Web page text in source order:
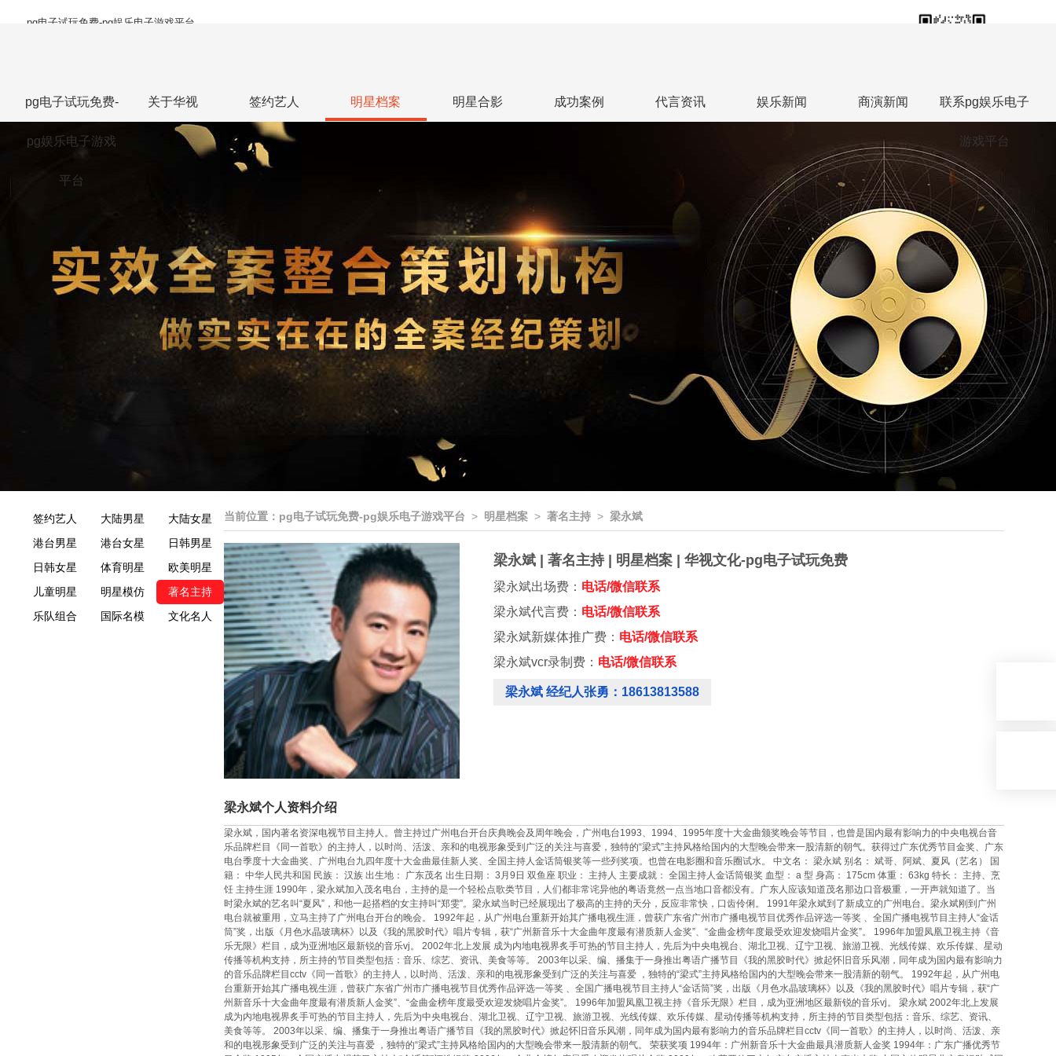
pg电子试玩免费-pg娱乐电子游戏平台
pg电子试玩免费-
pg娱乐电子游戏
平台
关于华视 签约艺人 明星档案 明星合影 成功案例 代言资讯 娱乐新闻 商演新闻 联系pg娱乐电子
游戏平台
签约艺人 大陆男星
大陆女星
港台男星
港台女星
日韩男星
日韩女星
体育明星
欧美明星
儿童明星
明星模仿
著名主持
乐队组合
国际名模 文化名人
当前位置： pg电子试玩免费-pg娱乐电子游戏平台 > 明星档案 > 著名主持 > 梁永斌
梁永斌 | 著名主持 | 明星档案 | 华视文化-pg电子试玩免费
梁永斌出场费： 电话/微信联系
梁永斌代言费： 电话/微信联系
梁永斌新媒体推广费： 电话/微信联系
梁永斌vcr录制费： 电话/微信联系
梁永斌 经纪人张勇：18613813588
梁永斌个人资料介绍
梁永斌，国内著名资深电视节目主持人。曾主持过广州电台开台庆典晚会及周年晚会，广州电台1993、1994、1995年度十大金曲颁奖晚会等节目，也曾是国内最有影响力的中央电视台音
乐品牌栏目《同一首歌》的主持人，以时尚、活泼、亲和的电视形象受到广泛的关注与喜爱，独特的“梁式”主持风格给国内的大型晚会带来一股清新的朝气。获得过广东优秀节目金奖、广东
电台季度十大金曲奖、广州电台九四年度十大金曲最佳新人奖、全国主持人金话筒银奖等一些列奖项。也曾在电影圈和音乐圈试水。 中文名： 梁永斌 别名： 斌哥、阿斌、夏风（艺名） 国
籍： 中华人民共和国 民族： 汉族 出生地： 广东茂名 出生日期： 3月9日 双鱼座 职业： 主持人 主要成就： 全国主持人金话筒银奖 血型： a 型 身高： 175cm 体重： 63kg 特长： 主持、烹
饪 主持生涯 1990年，梁永斌加入茂名电台，主持的是一个轻松点歌类节目，人们都非常诧异他的粤语竟然一点当地口音都没有。广东人应该知道茂名那边口音极重，一开声就知道了。当
时梁永斌的艺名叫“夏风”，和他一起搭档的女主持叫“郑雯”。梁永斌当时已经展现出了极高的主持的天分，反应非常快，口齿伶俐。 1991年梁永斌到了新成立的广州电台。梁永斌刚到广州
电台就被重用，立马主持了广州电台开台的晚会。 1992年起，从广州电台重新开始其广播电视生涯，曾获广东省广州市广播电视节目优秀作品评选一等奖 、全国广播电视节目主持人“金话
筒”奖，出版《月色水晶玻璃杯》以及《我的黑胶时代》唱片专辑，获“广州新音乐十大金曲年度最有潜质新人金奖”、“金曲金榜年度最受欢迎发烧唱片金奖”。 1996年加盟凤凰卫视主持《音
乐无限》栏目，成为亚洲地区最新锐的音乐vj。 2002年北上发展 成为内地电视界炙手可热的节目主持人，先后为中央电视台、湖北卫视、辽宁卫视、旅游卫视、光线传媒、欢乐传媒、星动
传播等机构支持，所主持的节目类型包括：音乐、综艺、资讯、美食等等。 2003年以采、编、播集于一身推出粤语广播节目《我的黑胶时代》掀起怀旧音乐风潮，同年成为国内最有影响力
的音乐品牌栏目cctv《同一首歌》的主持人，以时尚、活泼、亲和的电视形象受到广泛的关注与喜爱 ，独特的“梁式”主持风格给国内的大型晚会带来一股清新的朝气。 1992年起，从广州电
台重新开始其广播电视生涯，曾获广东省广州市广播电视节目优秀作品评选一等奖 、全国广播电视节目主持人“金话筒”奖，出版《月色水晶玻璃杯》以及《我的黑胶时代》唱片专辑，获“广
州新音乐十大金曲年度最有潜质新人金奖”、“金曲金榜年度最受欢迎发烧唱片金奖”。 1996年加盟凤凰卫视主持《音乐无限》栏目，成为亚洲地区最新锐的音乐vj。 梁永斌 2002年北上发展
成为内地电视界炙手可热的节目主持人，先后为中央电视台、湖北卫视、辽宁卫视、旅游卫视、光线传媒、欢乐传媒、星动传播等机构支持，所主持的节目类型包括：音乐、综艺、资讯、
美食等等。 2003年以采、编、播集于一身推出粤语广播节目《我的黑胶时代》掀起怀旧音乐风潮，同年成为国内最有影响力的音乐品牌栏目cctv《同一首歌》的主持人，以时尚、活泼、亲
和的电视形象受到广泛的关注与喜爱 ，独特的“梁式”主持风格给国内的大型晚会带来一股清新的朝气。 荣获奖项 1994年：广州新音乐十大金曲最具潜质新人金奖 1994年：广东广播优秀节